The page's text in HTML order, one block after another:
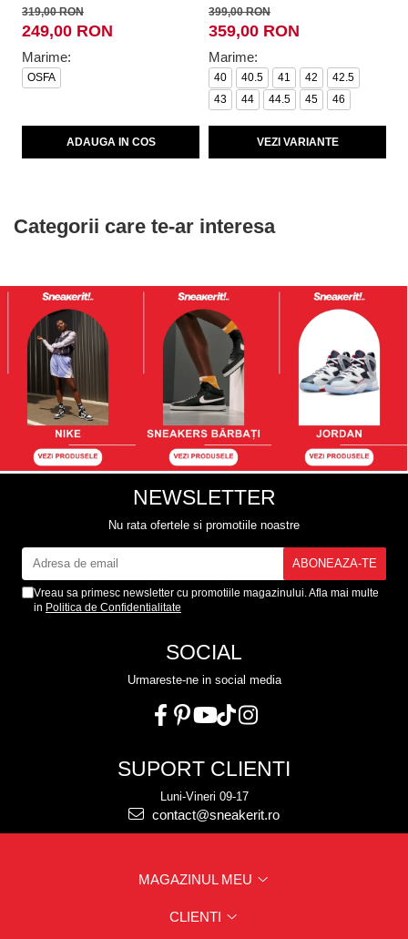
319,00 RON
249,00 RON
Marime:
OSFA
ADAUGA IN COS
399,00 RON
359,00 RON
Marime:
40 40.5 41 42
42.5
43
44 44.5 45 46
VEZI VARIANTE
Categorii care te-ar interesa
NEWSLETTER
Nu rata ofertele si promotiile noastre
Vreau sa primesc newsletter cu promotiile magazinului. Afla mai multe
in Politica de Confidentialitate
SOCIAL
Urmareste-ne in social media
SUPORT CLIENTI
Luni-Vineri 09-17
contact@sneakerit.ro
MAGAZINUL MEU
CLIENTI